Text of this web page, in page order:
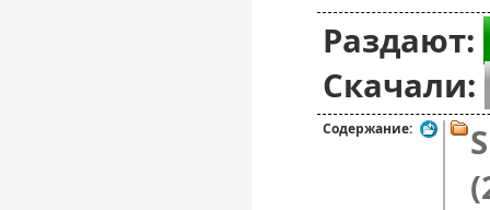
Раздают:
Скачали:
Содержание: